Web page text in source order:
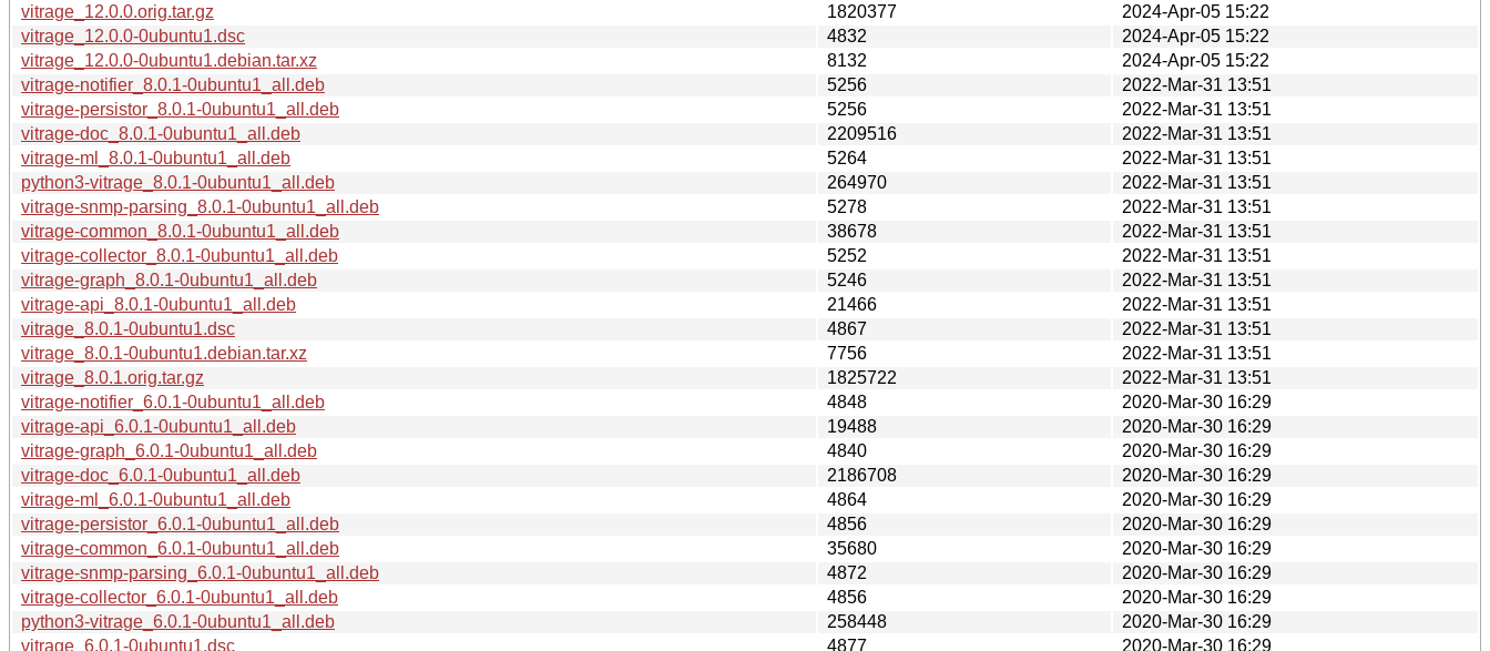
vitrage_12.0.0.orig.tar.gz
1820377
2024-Apr-05 15:22
vitrage_12.0.0-0ubuntu1.dsc
4832
2024-Apr-05 15:22
vitrage_12.0.0-0ubuntu1.debian.tar.xz
8132
2024-Apr-05 15:22
vitrage-notifier_8.0.1-0ubuntu1_all.deb
5256
2022-Mar-31 13:51
vitrage-persistor_8.0.1-0ubuntu1_all.deb
5256
2022-Mar-31 13:51
vitrage-doc_8.0.1-0ubuntu1_all.deb
2209516
2022-Mar-31 13:51
vitrage-ml_8.0.1-0ubuntu1_all.deb
5264
2022-Mar-31 13:51
python3-vitrage_8.0.1-0ubuntu1_all.deb
264970
2022-Mar-31 13:51
vitrage-snmp-parsing_8.0.1-0ubuntu1_all.deb
5278
2022-Mar-31 13:51
vitrage-common_8.0.1-0ubuntu1_all.deb
38678
2022-Mar-31 13:51
vitrage-collector_8.0.1-0ubuntu1_all.deb
5252
2022-Mar-31 13:51
vitrage-graph_8.0.1-0ubuntu1_all.deb
5246
2022-Mar-31 13:51
vitrage-api_8.0.1-0ubuntu1_all.deb
21466
2022-Mar-31 13:51
vitrage_8.0.1-0ubuntu1.dsc
4867
2022-Mar-31 13:51
vitrage_8.0.1-0ubuntu1.debian.tar.xz
7756
2022-Mar-31 13:51
vitrage_8.0.1.orig.tar.gz
1825722
2022-Mar-31 13:51
vitrage-notifier_6.0.1-0ubuntu1_all.deb
4848
2020-Mar-30 16:29
vitrage-api_6.0.1-0ubuntu1_all.deb
19488
2020-Mar-30 16:29
vitrage-graph_6.0.1-0ubuntu1_all.deb
4840
2020-Mar-30 16:29
vitrage-doc_6.0.1-0ubuntu1_all.deb
2186708
2020-Mar-30 16:29
vitrage-ml_6.0.1-0ubuntu1_all.deb
4864
2020-Mar-30 16:29
vitrage-persistor_6.0.1-0ubuntu1_all.deb
4856
2020-Mar-30 16:29
vitrage-common_6.0.1-0ubuntu1_all.deb
35680
2020-Mar-30 16:29
vitrage-snmp-parsing_6.0.1-0ubuntu1_all.deb
4872
2020-Mar-30 16:29
vitrage-collector_6.0.1-0ubuntu1_all.deb
4856
2020-Mar-30 16:29
python3-vitrage_6.0.1-0ubuntu1_all.deb
258448
2020-Mar-30 16:29
vitrage_6.0.1-0ubuntu1.dsc
4877 2020-Mar-30 16:29